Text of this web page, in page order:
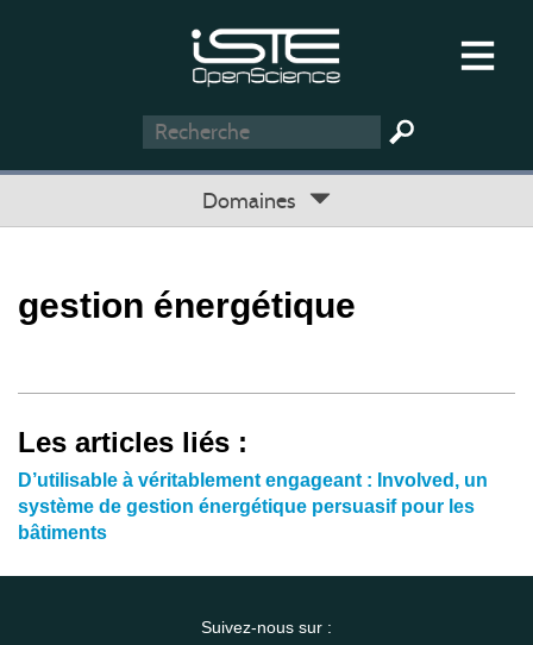
Domaines
gestion énergétique
Les articles liés :
D’utilisable à véritablement engageant : Involved, un
système de gestion énergétique persuasif pour les
bâtiments
Suivez-nous sur :